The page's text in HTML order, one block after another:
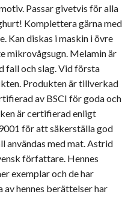
Passar givetvis för alla
Komplettera gärna med
Kan diskas i maskin i övre
mikrovågsugn. Melamin är
fall och slag. Vid första
Produkten är tillverkad
av BSCI för goda och
är certifierad enligt
för att säkerställa god
användas med mat. Astrid
författare. Hennes
exemplar och de har
hennes berättelser har